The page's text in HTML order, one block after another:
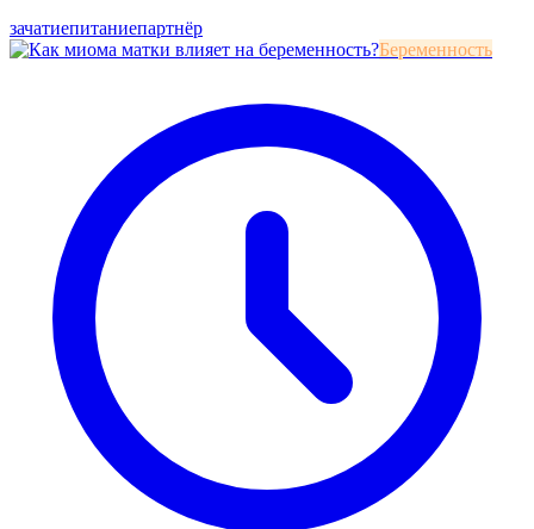
зачатиепитаниепартнёр
Беременность